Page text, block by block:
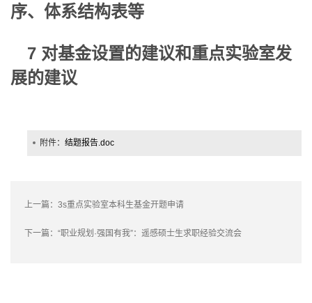
序、体系结构表等
7 对基金设置的建议和重点实验室发
展的建议
附件： 结题报告.doc
上一篇： 3s重点实验室本科生基金开题申请
下一篇： “职业规划·强国有我”：遥感硕士生求职经验交流会